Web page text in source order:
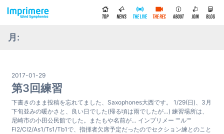
月:
2017-01-29
第3回練習
下書きのまま投稿を忘れてました、Saxophones大西です。 1/29(日)、3月
下旬並みの暖かさと、良い日でした(帰る頃は雨でしたが…) 練習場所は、
尼崎市の小田公民館でした。またもや名前が… インプリメー ""ル""
Fl2/Cl2/As1/Ts1/Tb1で、指揮者欠席予定だったのでセクション練とのこと